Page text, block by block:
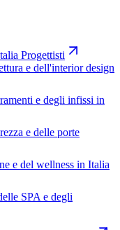
Progettisti
e dell'interior design
e degli infissi in
e delle porte
e del wellness in Italia
SPA e degli